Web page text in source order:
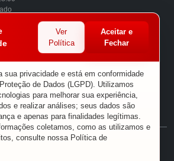
® XBRINDES
Ver
Política
Aceitar e
Fechar
sua privacidade e está em conformidade
de Dados (LGPD). Utilizamos
para melhorar sua experiência,
e realizar análises; seus dados são
e apenas para finalidades legítimas.
coletamos, como as utilizamos e
consulte nossa Política de